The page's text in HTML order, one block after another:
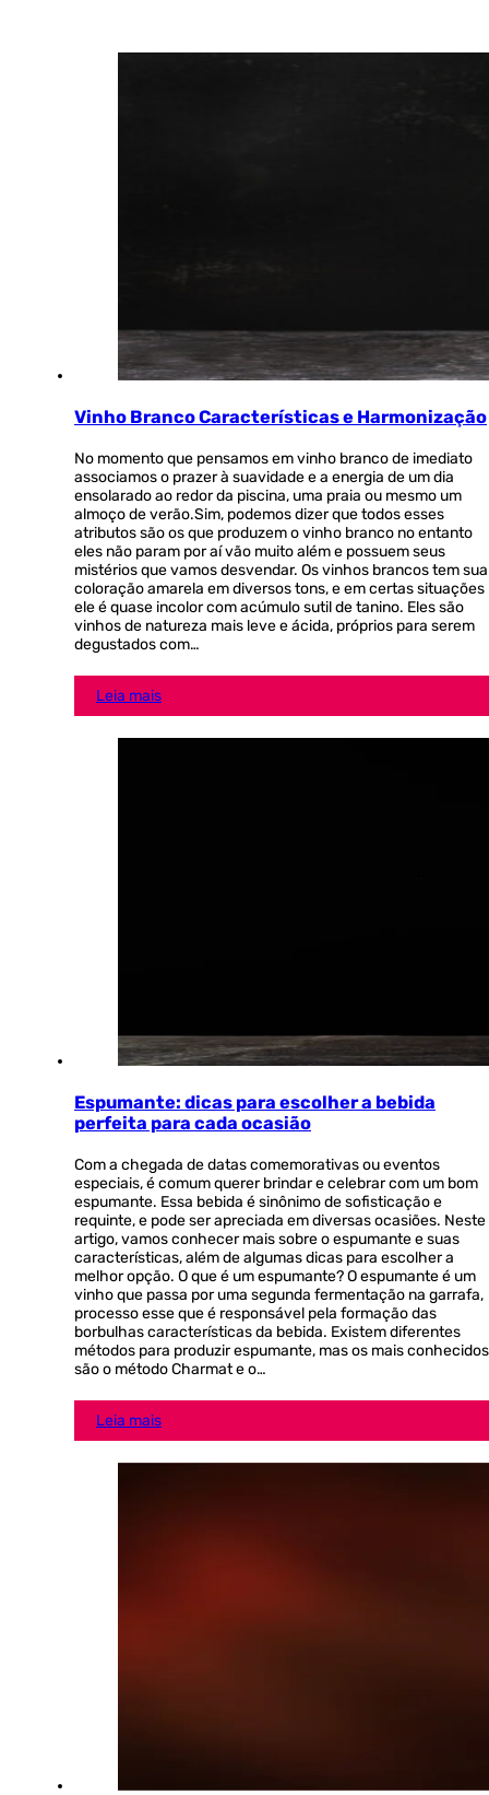
Vinho Branco Características e Harmonização
No momento que pensamos em vinho branco de imediato
associamos o prazer à suavidade e a energia de um dia
ensolarado ao redor da piscina, uma praia ou mesmo um
almoço de verão.Sim, podemos dizer que todos esses
atributos são os que produzem o vinho branco no entanto
eles não param por aí vão muito além e possuem seus
mistérios que vamos desvendar. Os vinhos brancos tem sua
coloração amarela em diversos tons, e em certas situações
ele é quase incolor com acúmulo sutil de tanino. Eles são
vinhos de natureza mais leve e ácida, próprios para serem
degustados com…
Leia mais
Espumante: dicas para escolher a bebida
perfeita para cada ocasião
Com a chegada de datas comemorativas ou eventos
especiais, é comum querer brindar e celebrar com um bom
espumante. Essa bebida é sinônimo de sofisticação e
requinte, e pode ser apreciada em diversas ocasiões. Neste
artigo, vamos conhecer mais sobre o espumante e suas
características, além de algumas dicas para escolher a
melhor opção. O que é um espumante? O espumante é um
vinho que passa por uma segunda fermentação na garrafa,
processo esse que é responsável pela formação das
borbulhas características da bebida. Existem diferentes
métodos para produzir espumante, mas os mais conhecidos
são o método Charmat e o…
Leia mais